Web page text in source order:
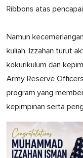
Ribbons atas
Namun
kuliah. Izzahan turut
kokurikulum dan
Army Reserve
program yang
kepimpinan serta